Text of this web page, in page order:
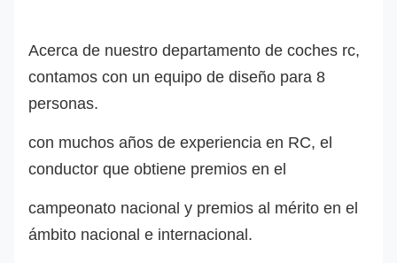
Acerca de nuestro departamento de coches rc,
contamos con un equipo de diseño para 8
personas.
con muchos años de experiencia en RC, el
conductor que obtiene premios en el
campeonato nacional y premios al mérito en el
ámbito nacional e internacional.